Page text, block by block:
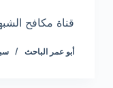
قناة مكافح
أبو عمر الباحث